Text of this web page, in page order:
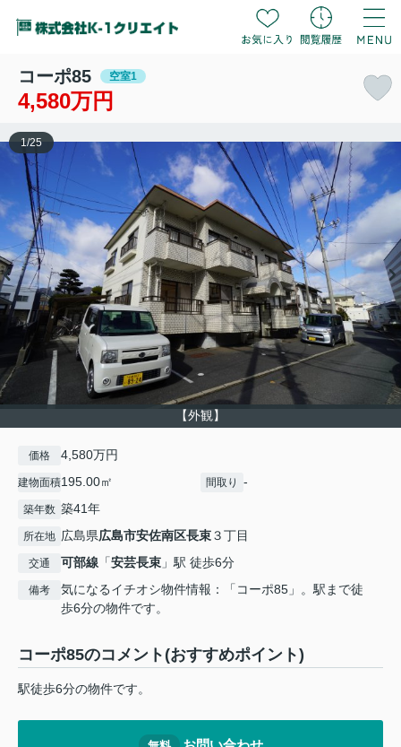
コーポ85 空室1
4,580万円
【外観】
1 /25
価格 4,580万円
建物面積195.00㎡ 間取り -
築年数 築41年
所在地 広島県広島市安佐南区長束３丁目
交通 可部線 「安芸長束 」駅 徒歩6分
備考
気になるイチオシ物件情報：「コーポ85」。駅まで徒
歩6分の物件です。
コーポ85のコメント(おすすめポイント)
駅徒歩6分の物件です。